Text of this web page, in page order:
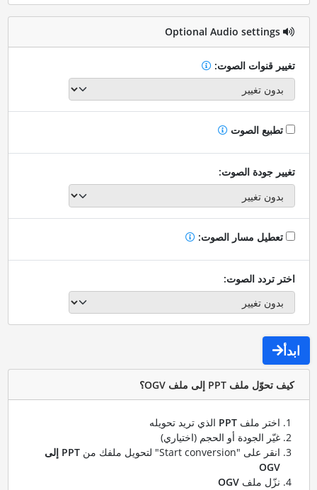
Optional Audio settings
تغيير قنوات الصوت:
تطبيع الصوت
تغيير جودة الصوت:
تعطيل مسار الصوت:
اختر تردد الصوت:
ابدأ
كيف تحوّل ملف PPT إلى ملف OGV؟
اختر ملف PPTالذي تريد تحويله
غيّر الجودة أو الحجم (اختياري)
انقر على "Start conversion" لتحويل ملفك من
PPT إلى
OGV
نزّل ملف OGV